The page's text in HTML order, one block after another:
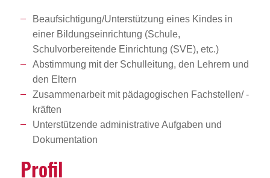
Beaufsichtigung/Unterstützung eines Kindes in
einer Bildungseinrichtung (Schule,
Schulvorbereitende Einrichtung (SVE), etc.)
Abstimmung mit der Schulleitung, den Lehrern und
den Eltern
Zusammenarbeit mit pädagogischen Fachstellen/ -
kräften
Unterstützende administrative Aufgaben und
Dokumentation
Profil